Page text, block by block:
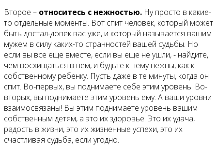
Второе – относитесь с нежностью. Ну просто в какие-
то отдельные моменты. Вот спит человек, который может
быть достал-допек вас уже, и который называется вашим
мужем в силу каких-то странностей вашей судьбы. Но
если вы все еще вместе, если вы еще не ушли, - найдите,
чем восхищаться в нем, и будьте к нему нежны, как к
собственному ребенку. Пусть даже в те минуты, когда он
спит. Во-первых, вы поднимаете себе этим уровень. Во-
вторых, вы поднимаете этим уровень ему. А ваши уровни
взаимосвязаны! Вы этим поднимаете уровень вашим
собственным детям, а это их здоровье. Это их удача,
радость в жизни, это их жизненные успехи, это их
счастливая судьба, если угодно.